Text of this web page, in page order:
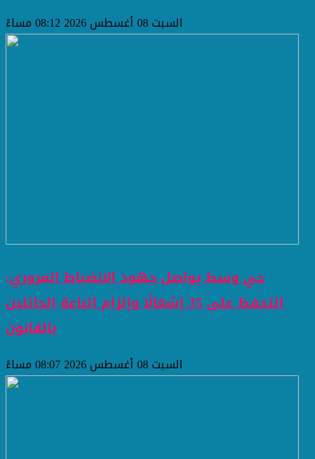
السبت 08 أغسطس 2026 08:12 مساءً
حي وسط يواصل جهود الانضباط المروري:
التحفظ على 35 إشغالًا وإلزام الباعة الجائلين
بالقانون
السبت 08 أغسطس 2026 08:07 مساءً